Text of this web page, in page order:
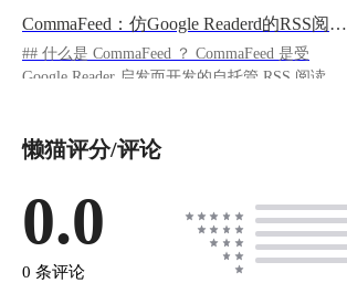
CommaFeed：仿Google Readerd的RSS阅读器
## 什么是 CommaFeed ？ CommaFeed 是受
Google Reader 启发而开发的自托管 RSS 阅读
https://appstore.lazycat.cloud/#/shop/detail/cloud.laz
[image.png](https://lzc-playground-
1301583638.cos.ap-
chengdu.myqcloud.com/guidelines/496/771b4e45-
懒猫评分/评论
0.0
0 条评论